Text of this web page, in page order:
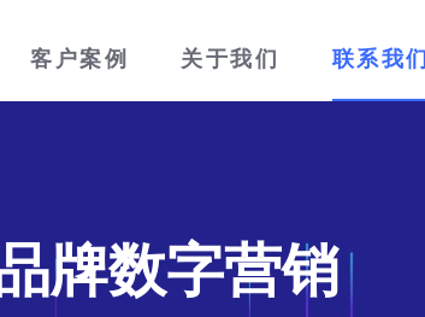
客户案例 关于我们 联系我们
牌数字营销